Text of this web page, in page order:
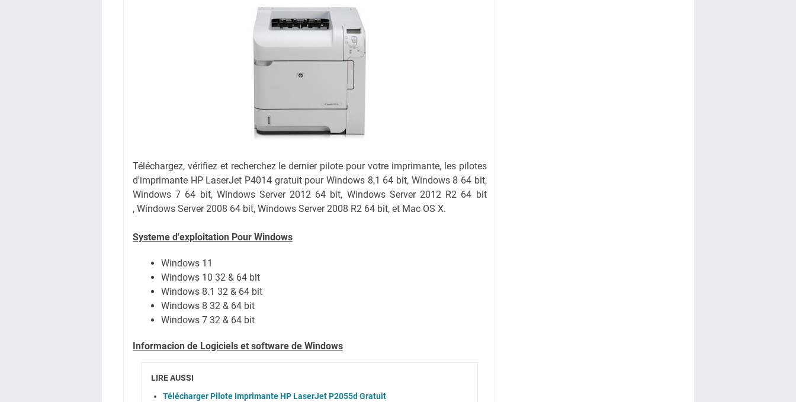
Téléchargez, vérifiez et recherchez le dernier pilote pour votre imprimante, les pilotes
d'imprimante HP LaserJet P4014 gratuit pour Windows 8,1 64 bit, Windows 8 64 bit,
Windows 7 64 bit, Windows Server 2012 64 bit, Windows Server 2012 R2 64 bit
, Windows Server 2008 64 bit, Windows Server 2008 R2 64 bit, et Mac OS X.
Systeme d'exploitation Pour Windows
Windows 11
Windows 10 32 & 64 bit
Windows 8.1 32 & 64 bit
Windows 8 32 & 64 bit
Windows 7 32 & 64 bit
Informacion de Logiciels et software de Windows
LIRE AUSSI
Télécharger Pilote Imprimante HP LaserJet P2055d Gratuit